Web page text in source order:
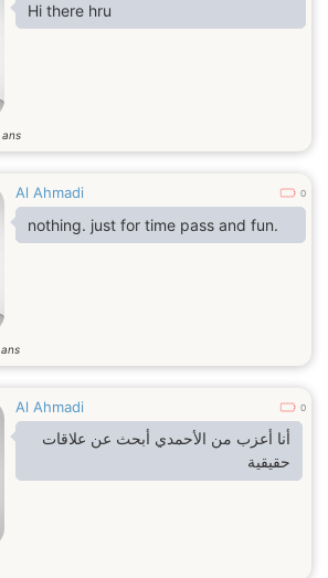
Hi there hru
ans
Al Ahmadi 0
nothing. just for time pass and fun.
ans
Al Ahmadi 0
أنا أعزب من الأحمدي أبحث عن علاقات
حقيقية